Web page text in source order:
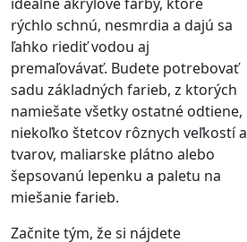
rýchlo schnú, nesmrdia a dajú sa
ľahko riediť vodou aj
premaľovávať. Budete potrebovať
sadu základných farieb, z ktorých
namiešate všetky ostatné odtiene,
niekoľko štetcov rôznych veľkostí a
tvarov, maliarske plátno alebo
šepsovanú lepenku a paletu na
miešanie farieb.
Začnite tým, že si nájdete